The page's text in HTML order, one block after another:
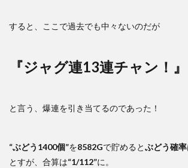
すると、ここで過去でも中々ないのだが
『ジャグ連13連チャン！』
と言う、爆連を引き当てるのであった！
“ぶどう1400個”を8582Gで貯めるとぶどう確率
とすが、合算は“1/112”に。